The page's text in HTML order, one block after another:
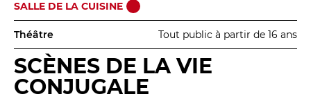
SALLE DE LA CUISINE
Théâtre Tout public à partir de 16 ans
SCÈNES DE LA VIE
CONJUGALE